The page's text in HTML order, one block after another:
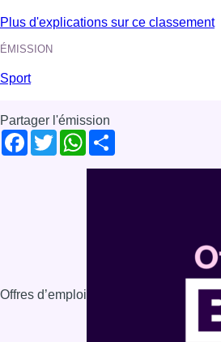
Plus d'explications sur ce classement
ÉMISSION
Sport
Partager l'émission
Facebook
TwitterWhatsApp
Offres d’emploi